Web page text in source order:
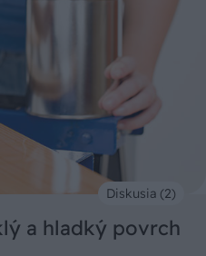
a hladký povrch
Diskusia (2)